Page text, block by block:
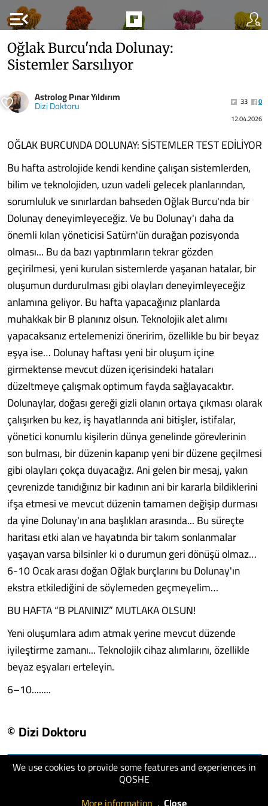
menu_open
We use cookies to provide some features and experiences in
QOSHE
Oğlak Burcu'nda Dolunay:
Sistemler Sarsılıyor
Astrolog Pınar Yıldırım
Dizi Doktoru 33
0
12.04.2026
OĞLAK BURCUNDA DOLUNAY: SİSTEMLER TEST EDİLİYOR
Bu hafta astrolojide kendi kendine çalışan sistemlerden,
bilim ve teknolojiden, uzun vadeli gelecek planlarından,
sorumluluk ve sınırlardan bahseden Oğlak Burcu'nda bir
Dolunay deneyimleyeceğiz. Ve bu Dolunay'ı daha da
önemli kılan yöneticisi Satürn'ün durağan pozisyonda
olması... Bu da bazı yaptırımların tekrar gözden
geçirilmesi, yeni kurulan sistemlerde yaşanan hatalar, bir
oluşumun durdurulması gibi olayları deneyimleyeceğiz
anlamına geliyor. Bu hafta yapacağınız planlarda
muhakkak bir B planınız olsun. Teknolojik alet alımı
yapacaksanız ertelemenizi öneririm, özellikle bu bir beyaz
eşya ise… Dolunay haftası yeni bir oluşum içine
girmektense mevcut düzen içerisindeki hataları
düzeltmeye çalışmak optimum fayda sağlayacaktır.
Dolunaylar, doğası gereği gizli olanın ortaya çıkması olarak
çalışırken bu kez, iş hayatlarında ani bitişler, istifalar,
yönetici konumlu kişilerin dünya genelinde görevlerinin
son bulması, bir düzenin kapanıp yeni bir düzene geçilmesi
gibi olayları çokça duyacağız. Ani gelen bir mesaj, yakın
çevrenizde tanıdığınız bir kadının ani bir kararla bildiklerini
ifşa etmesi ve mevcut düzenin tamamen değişip durması
da yine Dolunay'ın ana başlıkları arasında... Bu süreçte
haritası etki alan ve hayatında bir takım sonlanmalar
yaşayan varsa bilsinler ki o durumun geri dönüşü olmaz…
6-10 Ocak arası doğan Oğlak burçlarını bu Dolunay'ın
ekstra etkilediğini de söylemeden geçmeyelim…
BU HAFTA “B PLANINIZ” MUTLAKA OLSUN!
Yeni oluşumlara adım atmak yerine mevcut düzende
iyileştirme zamanı... Teknolojik cihaz alımlarını, özellikle
beyaz eşyaları erteleyin.
6–10........
© Dizi Doktoru
visit website